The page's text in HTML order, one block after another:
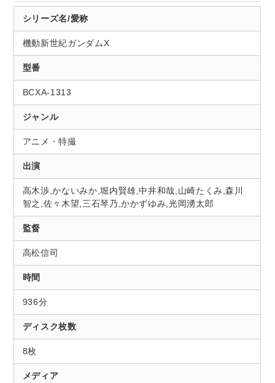
シリーズ名/愛称
機動新世紀ガンダムX
型番
BCXA-1313
ジャンル
アニメ・特撮
出演
高木渉,かないみか,堀内賢雄,中井和哉,山崎たくみ,森川
智之,佐々木望,三石琴乃,かかずゆみ,光岡湧太郎
監督
高松信司
時間
936分
ディスク枚数
8枚
メディア